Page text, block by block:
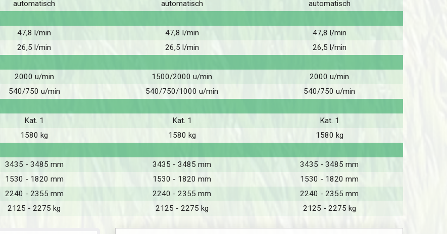
automatisch automatisch
automatisch
47,8 l/min 47,8 l/min
47,8 l/min
26,5 l/min 26,5 l/min
26,5 l/min
2000 u/min 1500/2000 u/min
2000 u/min
540/750 u/min 540/750/1000 u/min
540/750 u/min
Kat. 1 Kat. 1
Kat. 1
1580 kg 1580 kg
1580 kg
3435 - 3485 mm 3435 - 3485 mm
3435 - 3485 mm
1530 - 1820 mm 1530 - 1820 mm
1530 - 1820 mm
2240 - 2355 mm 2240 - 2355 mm
2240 - 2355 mm
2125 - 2275 kg 2125 - 2275 kg 2125 - 2275 kg